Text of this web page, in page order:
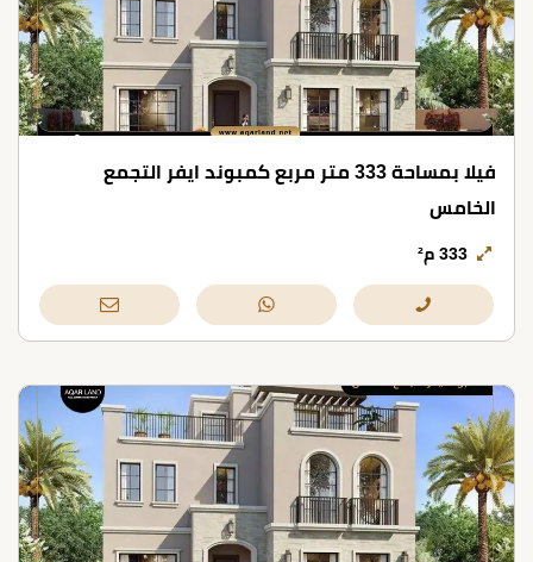
فيلا بمساحة 333 متر مربع كمبوند ايفر التجمع
الخامس
333 م²